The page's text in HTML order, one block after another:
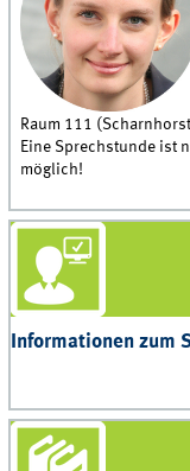
Raum 111
Eine Sprechstunde ist
möglich!
Informationen zum